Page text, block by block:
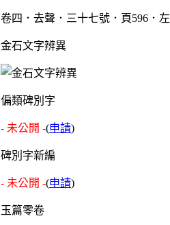
卷四．去聲．三十七號．頁596．左
金石文字辨異
偏類碑別字
- 未公開 -(申請)
碑別字新編
- 未公開 -(申請)
玉篇零卷